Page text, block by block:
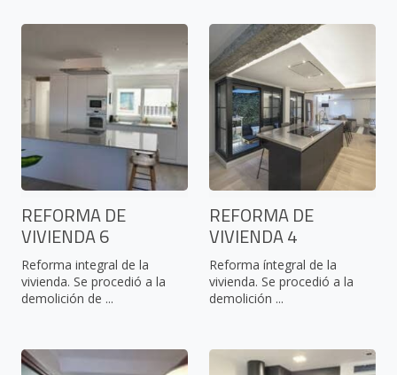
REFORMA DE
VIVIENDA 6
Reforma integral de la
vivienda. Se procedió a la
demolición de ...
REFORMA DE
VIVIENDA 4
Reforma íntegral de la
vivienda. Se procedió a la
demolición ...